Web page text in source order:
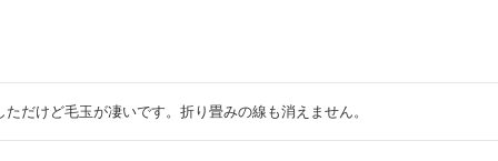
だけど毛玉が凄いです。折り畳みの線も消えません。